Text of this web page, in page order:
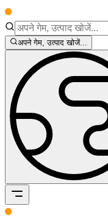
अपने गेम, उत्पाद खोजें...